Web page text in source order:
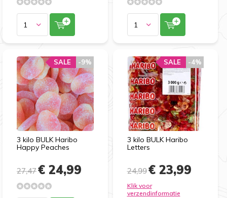
3 kilo BULK Haribo
Happy Peaches
-9%
SALE
27,47€ 24,99
3 kilo BULK Haribo
Letters
-4%
SALE
24,99€ 23,99
Klik voor
verzendinformatie